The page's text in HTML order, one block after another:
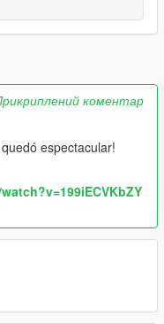
коментар
espectacular!